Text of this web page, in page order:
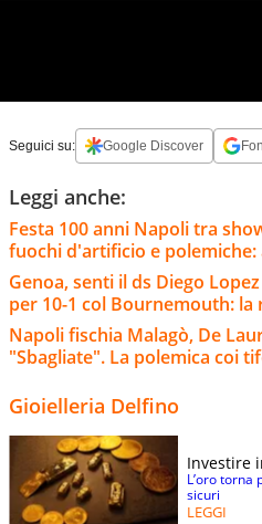
Seguici su: Google Discover
Leggi anche:
Festa 100 anni Napoli tra
fuochi d'artificio e
Genoa, senti il ds Diego
per 10-1 col Bournemouth:
Napoli fischia Malagò, De
"Sbagliate". La polemica coi
Gioielleria Delfino
Investire
L’oro
sicuri
LEGGI